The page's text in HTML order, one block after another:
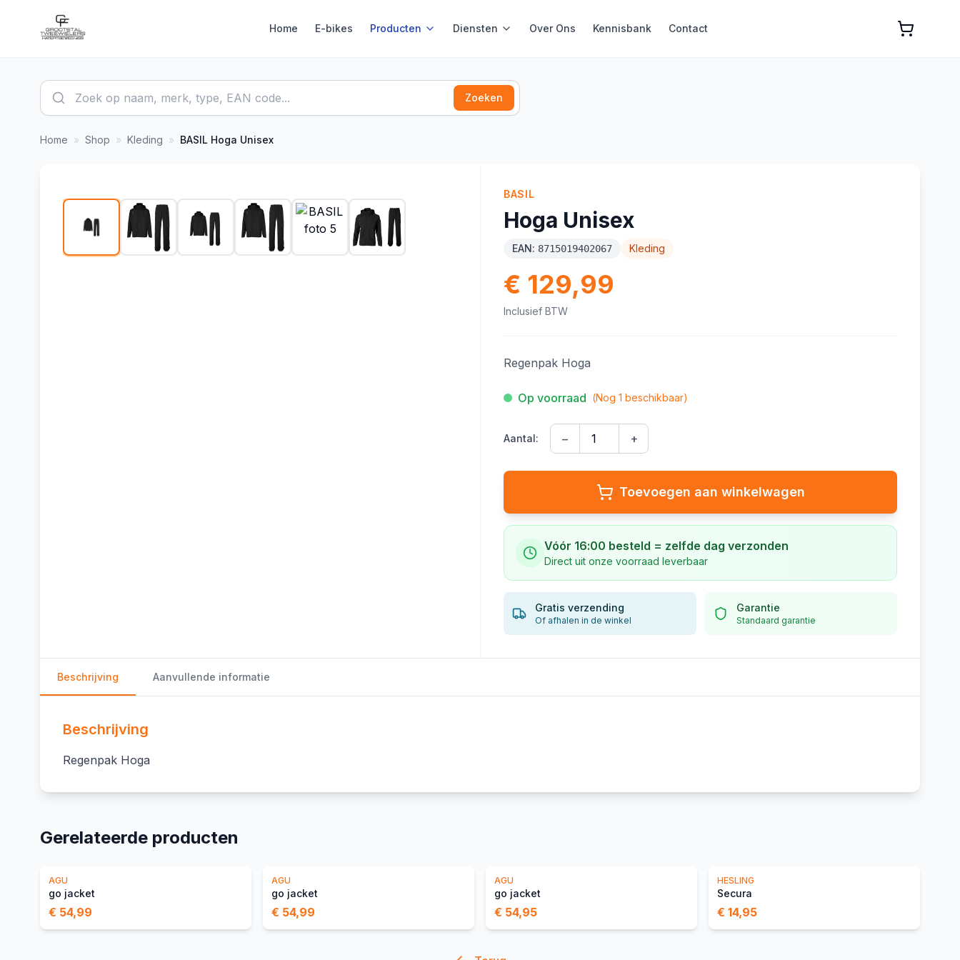
Home E-bikes Producten Diensten Over Ons Kennisbank Contact
Zoeken
Home » Shop » Kleding » BASIL Hoga Unisex
BASIL
Hoga Unisex
EAN: 8715019402067 Kleding
€ 129,99
Inclusief BTW
Regenpak Hoga
Op voorraad (Nog 1 beschikbaar)
Aantal: − +
Toevoegen aan winkelwagen
Vóór 16:00 besteld = zelfde dag verzonden
Direct uit onze voorraad leverbaar
Gratis verzending
Of afhalen in de winkel
Garantie
Standaard garantie
Beschrijving Aanvullende informatie
Beschrijving
Regenpak Hoga
Gerelateerde producten
AGU
go jacket
€ 54,99
AGU
go jacket
€ 54,99
AGU
go jacket
€ 54,95
HESLING
Secura
€ 14,95